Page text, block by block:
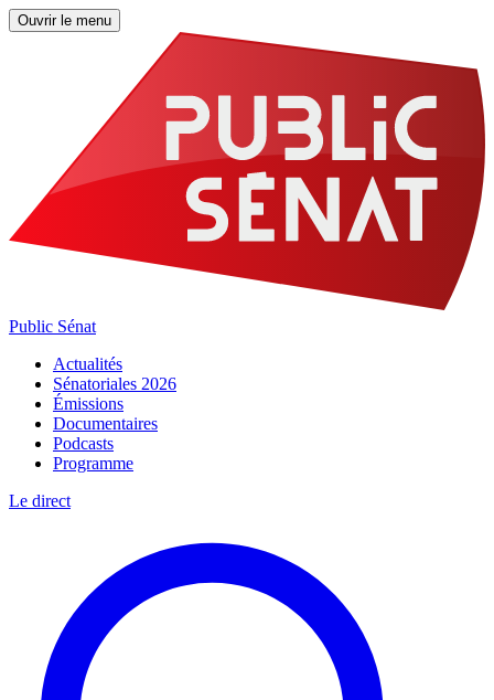
Ouvrir le menu
Public Sénat
Actualités
Sénatoriales 2026
Émissions
Documentaires
Podcasts
Programme
Le direct